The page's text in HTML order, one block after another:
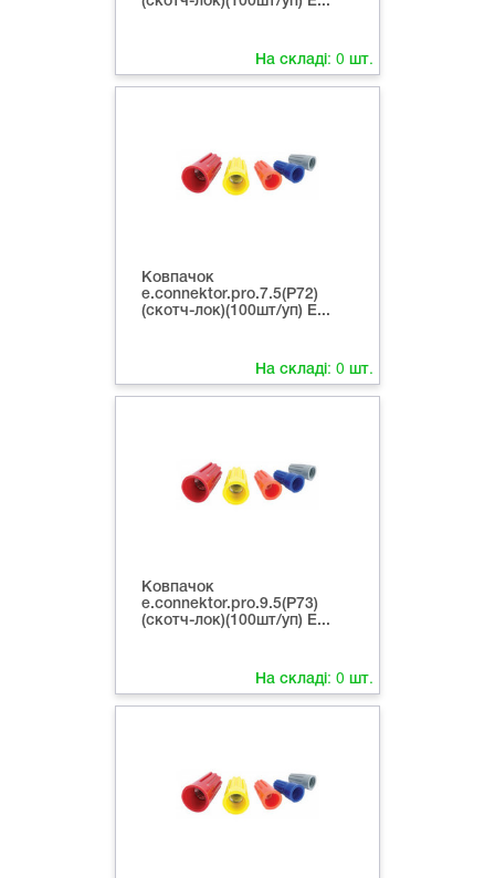
На складі: 0 шт.
Ковпачок
e.connektor.pro.7.5(P72)
(скотч-лок)(100шт/уп) E...
На складі: 0 шт.
Ковпачок
e.connektor.pro.9.5(P73)
(скотч-лок)(100шт/уп) E...
На складі: 0 шт.